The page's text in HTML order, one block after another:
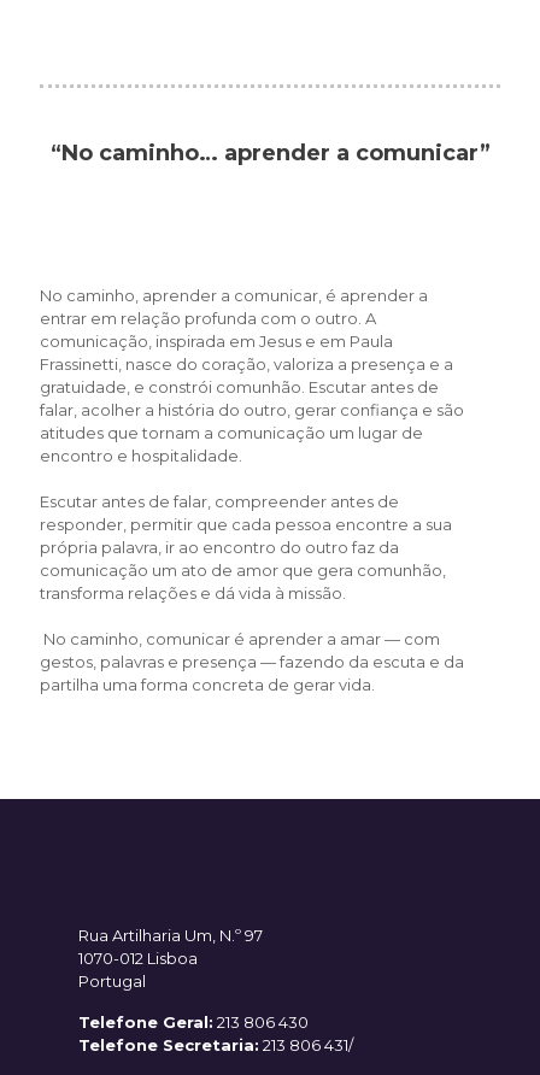
“No caminho… aprender a comunicar”
No caminho, aprender a comunicar, é aprender a
entrar em relação profunda com o outro. A
comunicação, inspirada em Jesus e em Paula
Frassinetti, nasce do coração, valoriza a presença e a
gratuidade, e constrói comunhão. Escutar antes de
falar, acolher a história do outro, gerar confiança e são
atitudes que tornam a comunicação um lugar de
encontro e hospitalidade.
Escutar antes de falar, compreender antes de
responder, permitir que cada pessoa encontre a sua
própria palavra, ir ao encontro do outro faz da
comunicação um ato de amor que gera comunhão,
transforma relações e dá vida à missão.
No caminho, comunicar é aprender a amar — com
gestos, palavras e presença — fazendo da escuta e da
partilha uma forma concreta de gerar vida.
Rua Artilharia Um, N.º 97
1070-012 Lisboa
Portugal
Telefone Geral: 213 806 430
Telefone Secretaria: 213 806 431/